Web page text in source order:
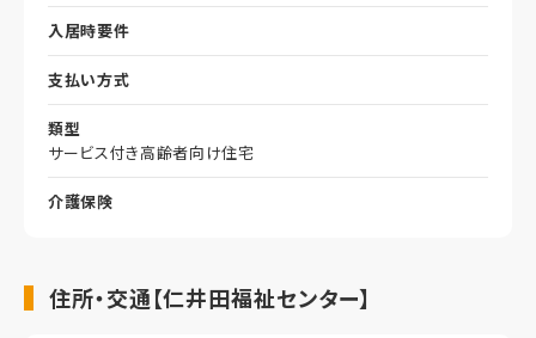
入居時要件
支払い方式
類型
サービス付き高齢者向け住宅
介護保険
住所・交通【仁井田福祉センター】